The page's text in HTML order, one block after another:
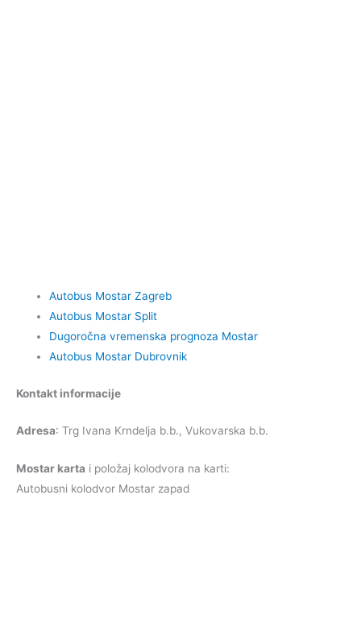
Autobus Mostar Zagreb
Autobus Mostar Split
Dugoročna vremenska prognoza Mostar
Autobus Mostar Dubrovnik
Kontakt informacije
Adresa: Trg Ivana Krndelja b.b., Vukovarska b.b.
Mostar karta i položaj kolodvora na karti:
Autobusni kolodvor Mostar zapad